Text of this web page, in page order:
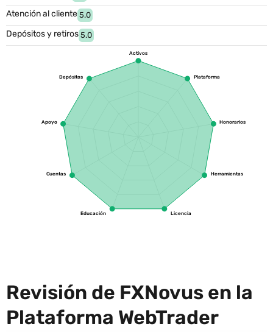
Atención al cliente 5.0
Depósitos y retiros 5.0
Activos
Plataforma
Honorarios
Herramientas
Licencia
Educación
Cuentas
Apoyo
Depósitos
Revisión de FXNovus en la
Plataforma WebTrader